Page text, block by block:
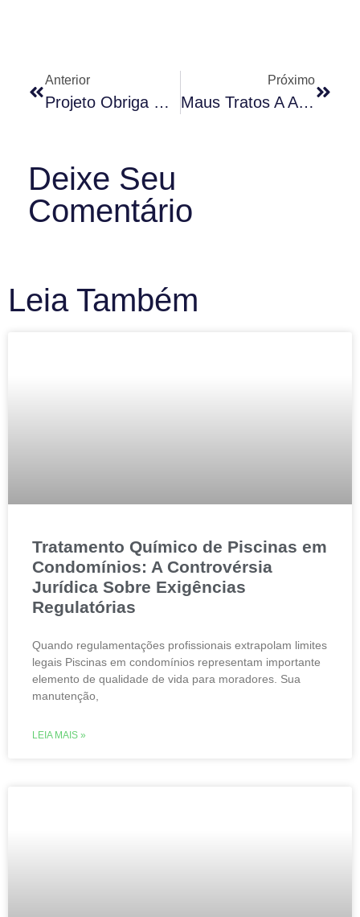
Anterior
Projeto Obriga Síndico A Denunciar Maus-Tratos A Animais
Próximo
Maus Tratos A Animais Nas Dependências Dos Condomínios
Deixe Seu
Comentário
Leia Também
Tratamento Químico de Piscinas em
Condomínios: A Controvérsia
Jurídica Sobre Exigências
Regulatórias
Quando regulamentações profissionais extrapolam limites
legais Piscinas em condomínios representam importante
elemento de qualidade de vida para moradores. Sua
manutenção,
LEIA MAIS »